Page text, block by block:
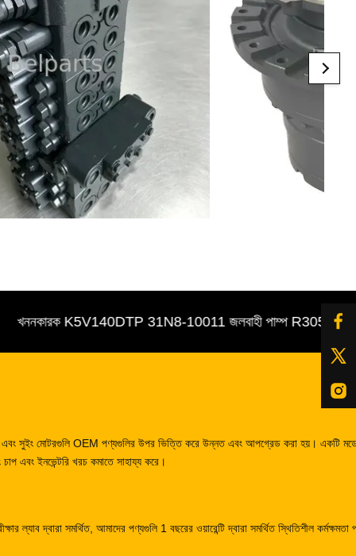
K5V140DTP 31N8-10011 জলবাহী পাম্প R305-7 পাইলট /
এবং সুইং মোটরগুলি OEM পণ্যগুলির উপর ভিত্তি করে উন্নত এবং আপগ্রেড করা হয়। একটি
এবং ইনভেন্টরি খরচ কমাতে সাহায্য করে।
ল্যাব দ্বারা সমর্থিত, আমাদের পণ্যগুলি 1 বছরের ওয়ারেন্টি দ্বারা সমর্থিত স্থিতিশীল কর্মক্ষমতা